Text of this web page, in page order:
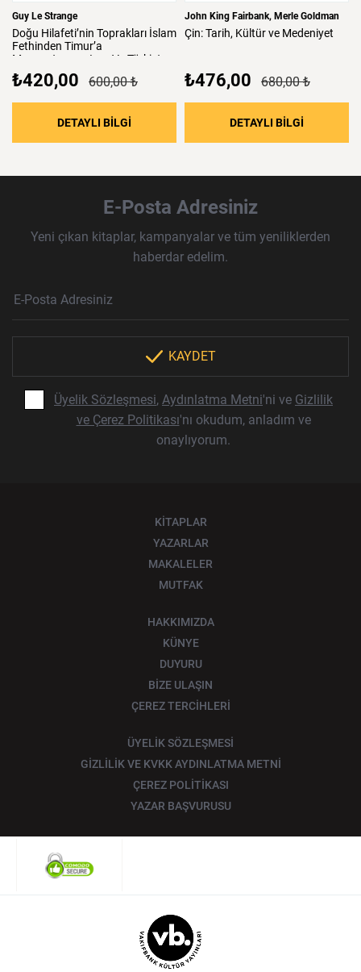
Guy Le Strange
Doğu Hilafeti’nin Toprakları İslam
Fethinden Timur’a
Mezopotamya,
Iran Ve Türkistan
₺420,00 600,00 ₺
DETAYLI BİLGİ : Doğu Hilafeti’nin Toprakları İslam
John King Fairbank Merle Goldman
Çin:Tarih, Kültürve Medeniyet
₺476,00 680,00 ₺
DETAYLI BİLGİ
E-Posta Adresiniz
Yeni çıkan kitaplar, kampanyalar ve tüm yeniliklerden
haberdar edelim.
Haber Bülteni Aboneliği
KAYDET
Üyelik Sözleşmesi, Aydınlatma Metni'ni ve Gizlilik
ve Çerez Politikası'nı okudum, anladım ve
onaylıyorum.
KİTAPLAR
YAZARLAR
MAKALELER
MUTFAK
HAKKIMIZDA
KÜNYE
DUYURU
BİZE ULAŞIN
ÇEREZ TERCİHLERİ
ÜYELİK SÖZLEŞMESİ
GİZLİLİK VE KVKK AYDINLATMA METNİ
ÇEREZ POLİTİKASI
YAZAR BAŞVURUSU